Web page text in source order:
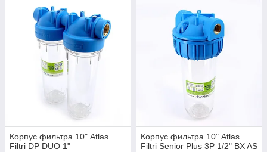
Корпус фильтра 10" Atlas
Filtri DP DUO 1"
Корпус фильтра 10" Atlas
Filtri Senior Plus 3P 1/2" BX AS